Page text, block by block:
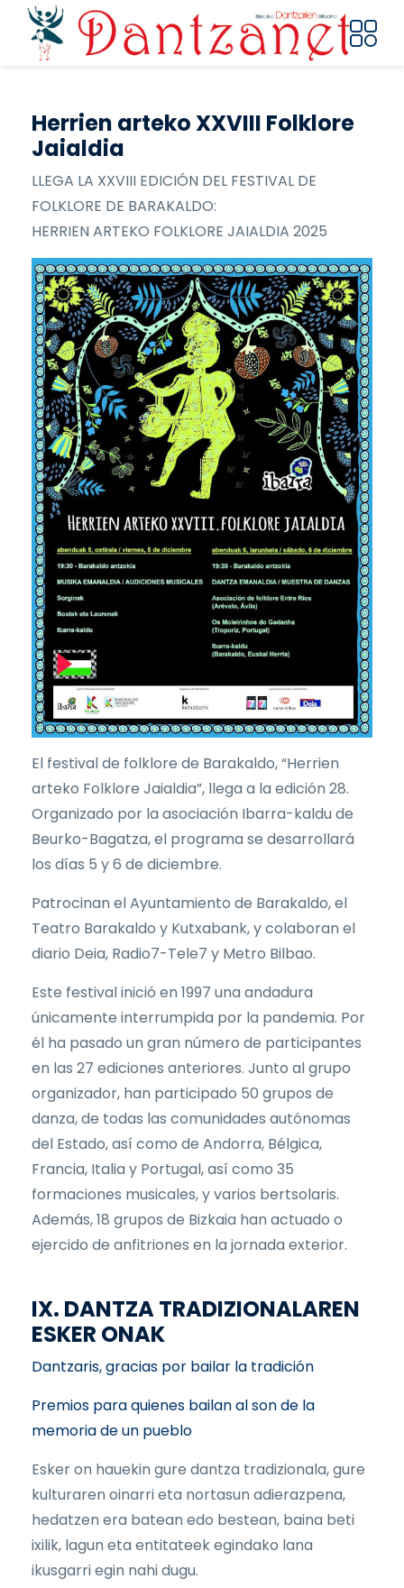
Pasar al contenido principal
Herrien arteko XXVIII Folklore
Jaialdia
LLEGA LA XXVIII EDICIÓN DEL FESTIVAL DE
FOLKLORE DE BARAKALDO:
HERRIEN ARTEKO FOLKLORE JAIALDIA 2025
El festival de folklore de Barakaldo, “Herrien
arteko Folklore Jaialdia”, llega a la edición 28.
Organizado por la asociación Ibarra-kaldu de
Beurko-Bagatza, el programa se desarrollará
los días 5 y 6 de diciembre.
Patrocinan el Ayuntamiento de Barakaldo, el
Teatro Barakaldo y Kutxabank, y colaboran el
diario Deia, Radio7-Tele7 y Metro Bilbao.
Este festival inició en 1997 una andadura
únicamente interrumpida por la pandemia. Por
él ha pasado un gran número de participantes
en las 27 ediciones anteriores. Junto al grupo
organizador, han participado 50 grupos de
danza, de todas las comunidades autónomas
del Estado, así como de Andorra, Bélgica,
Francia, Italia y Portugal, así como 35
formaciones musicales, y varios bertsolaris.
Además, 18 grupos de Bizkaia han actuado o
ejercido de anfitriones en la jornada exterior.
IX. DANTZA TRADIZIONALAREN
ESKER ONAK
Dantzaris, gracias por bailar la tradición
Premios para quienes bailan al son de la
memoria de un pueblo
Esker on hauekin gure dantza tradizionala, gure
kulturaren oinarri eta nortasun adierazpena,
hedatzen era batean edo bestean, baina beti
ixilik, lagun eta entitateek egindako lana
ikusgarri egin nahi dugu.